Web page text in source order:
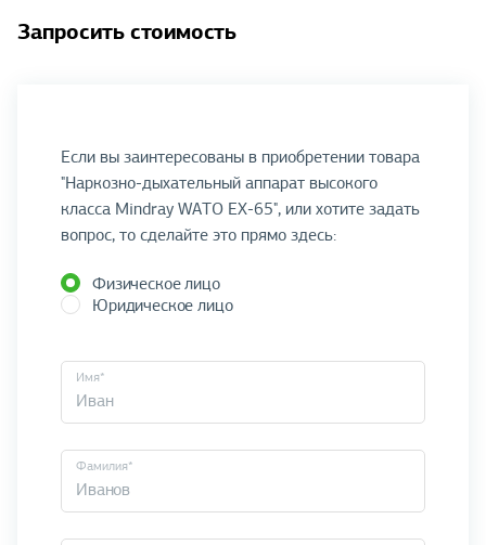
Запросить стоимость
Если вы заинтересованы в приобретении товара
"Наркозно-дыхательный аппарат высокого
класса Mindray WATO EX-65", или хотите задать
вопрос, то сделайте это прямо здесь:
Физическое лицо
Юридическое лицо
Имя*
Фамилия*